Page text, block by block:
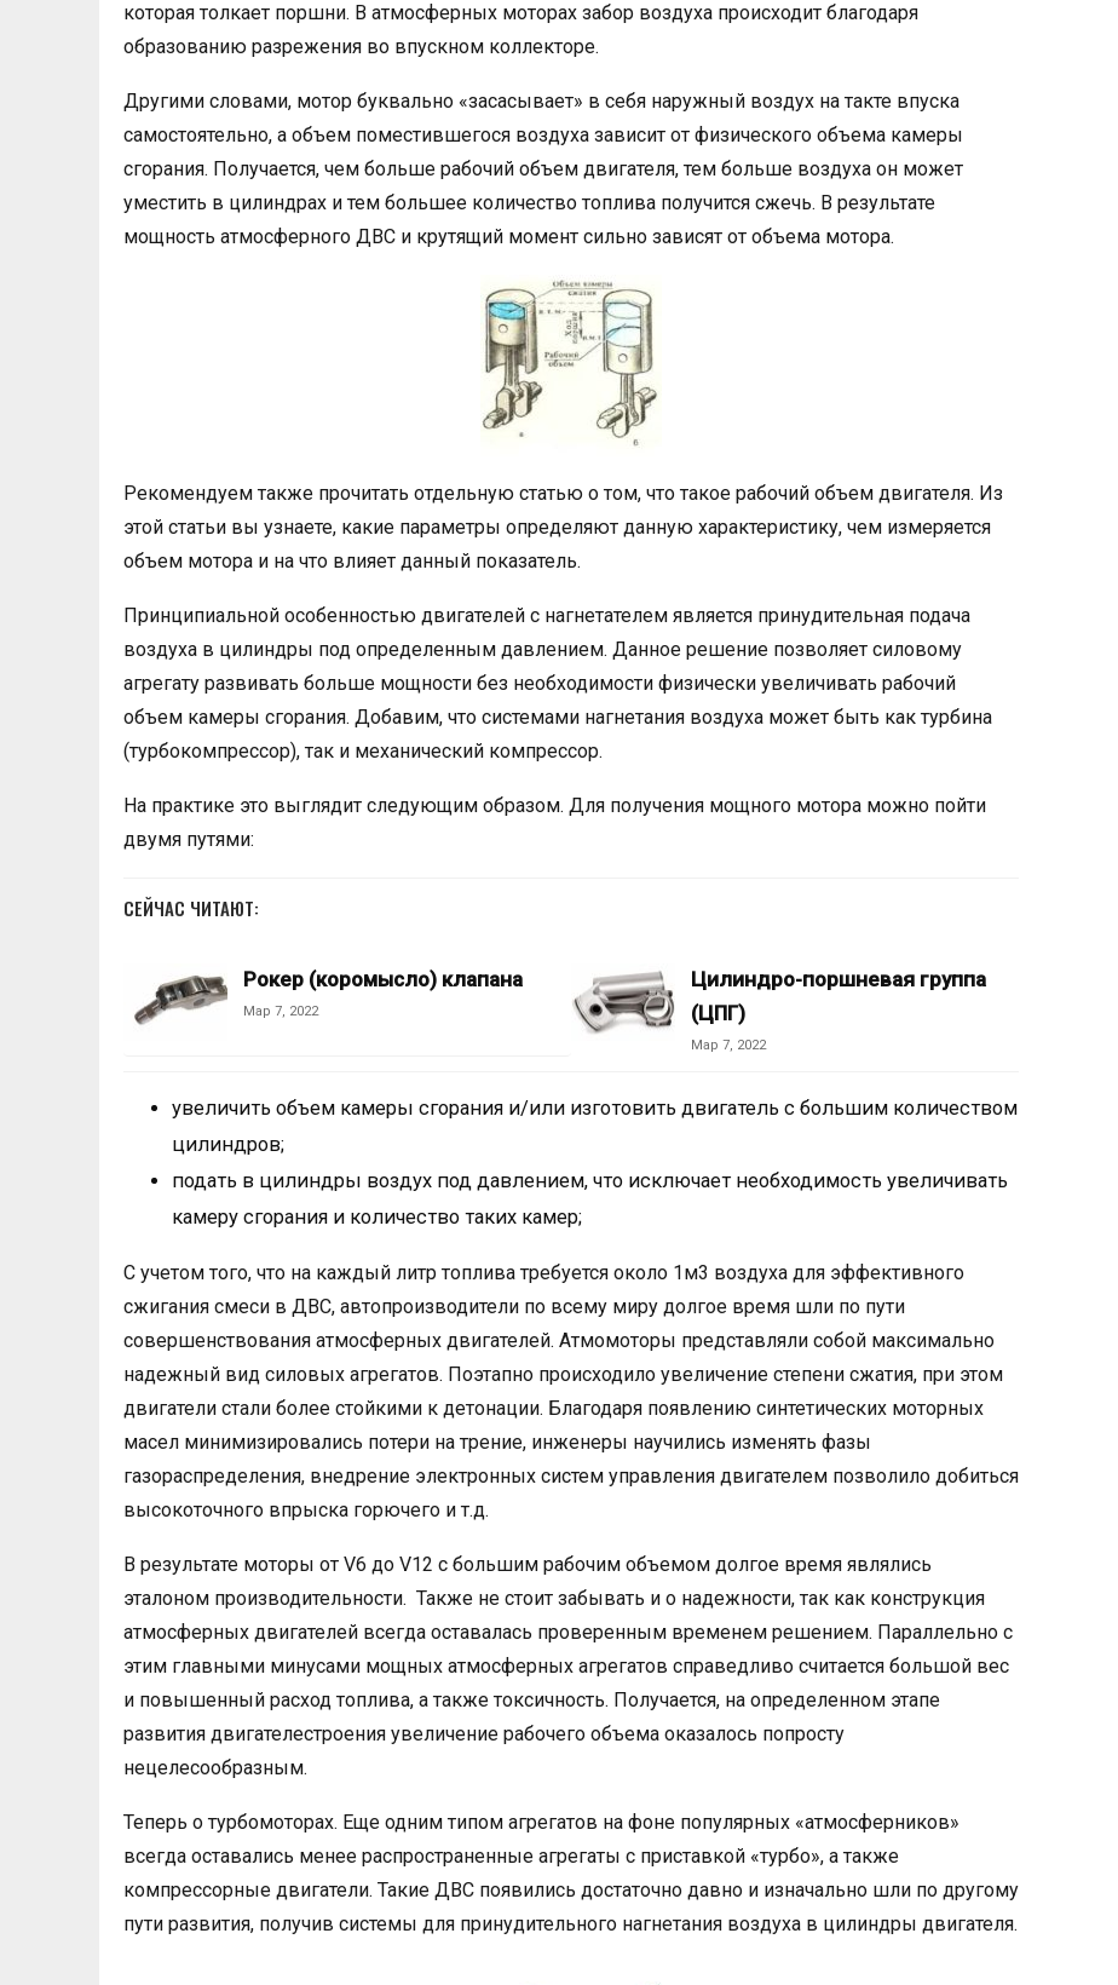
которая толкает поршни. В атмосферных моторах забор воздуха происходит благодаря
образованию разрежения во впускном коллекторе.
Другими словами, мотор буквально «засасывает» в себя наружный воздух на такте впуска
самостоятельно, а объем поместившегося воздуха зависит от физического объема камеры
сгорания. Получается, чем больше рабочий объем двигателя, тем больше воздуха он может
уместить в цилиндрах и тем большее количество топлива получится сжечь. В результате
мощность атмосферного ДВС и крутящий момент сильно зависят от объема мотора.
Рекомендуем также прочитать отдельную статью о том, что такое рабочий объем двигателя. Из
этой статьи вы узнаете, какие параметры определяют данную характеристику, чем измеряется
объем мотора и на что влияет данный показатель.
Принципиальной особенностью двигателей с нагнетателем является принудительная подача
воздуха в цилиндры под определенным давлением. Данное решение позволяет силовому
агрегату развивать больше мощности без необходимости физически увеличивать рабочий
объем камеры сгорания. Добавим, что системами нагнетания воздуха может быть как турбина
(турбокомпрессор), так и механический компрессор.
На практике это выглядит следующим образом. Для получения мощного мотора можно пойти
двумя путями:
СЕЙЧАС ЧИТАЮТ:
Рокер (коромысло) клапана
Мар 7, 2022
Цилиндро-поршневая группа
(ЦПГ)
Мар 7, 2022
увеличить объем камеры сгорания и/или изготовить двигатель с большим количеством
цилиндров;
подать в цилиндры воздух под давлением, что исключает необходимость увеличивать
камеру сгорания и количество таких камер;
С учетом того, что на каждый литр топлива требуется около 1м3 воздуха для эффективного
сжигания смеси в ДВС, автопроизводители по всему миру долгое время шли по пути
совершенствования атмосферных двигателей. Атмомоторы представляли собой максимально
надежный вид силовых агрегатов. Поэтапно происходило увеличение степени сжатия, при этом
двигатели стали более стойкими к детонации. Благодаря появлению синтетических моторных
масел минимизировались потери на трение, инженеры научились изменять фазы
газораспределения, внедрение электронных систем управления двигателем позволило добиться
высокоточного впрыска горючего и т.д.
В результате моторы от V6 до V12 с большим рабочим объемом долгое время являлись
эталоном производительности. Также не стоит забывать и о надежности, так как конструкция
атмосферных двигателей всегда оставалась проверенным временем решением. Параллельно с
этим главными минусами мощных атмосферных агрегатов справедливо считается большой вес
и повышенный расход топлива, а также токсичность. Получается, на определенном этапе
развития двигателестроения увеличение рабочего объема оказалось попросту
нецелесообразным.
Теперь о турбомоторах. Еще одним типом агрегатов на фоне популярных «атмосферников»
всегда оставались менее распространенные агрегаты с приставкой «турбо», а также
компрессорные двигатели. Такие ДВС появились достаточно давно и изначально шли по другому
пути развития, получив системы для принудительного нагнетания воздуха в цилиндры двигателя.